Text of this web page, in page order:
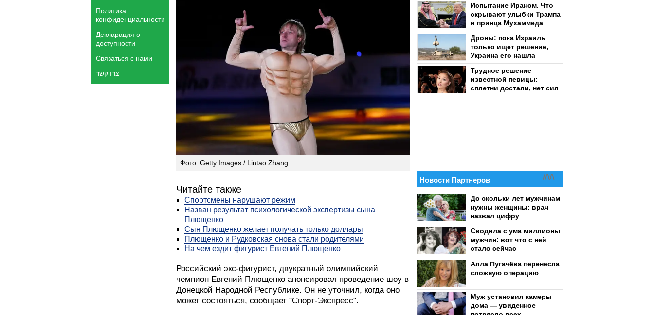
Политика
конфиденциальности
Декларация о
доступности
Связаться с нами
צרו קשר
Фото: Getty Images / Lintao Zhang
Читайте также
Спортсмены нарушают режим
Назван результат психологической экспертизы сына
Плющенко
Сын Плющенко желает получать только доллары
Плющенко и Рудковская снова стали родителями
На чем ездит фигурист Евгений Плющенко
Российский экс-фигурист, двукратный олимпийский
чемпион Евгений Плющенко анонсировал проведение шоу в
Донецкой Народной Республике. Он не уточнил, когда оно
может состояться, сообщает "Спорт-Экспресс".
Испытание Ираном. Что
скрывают улыбки Трампа
и принца Мухаммеда
Дроны: пока Израиль
только ищет решение,
Украина его нашла
Трудное решение
известной певицы:
сплетни достали, нет сил